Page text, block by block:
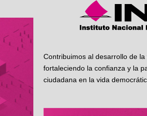
Contribuimos al desarrollo de
fortaleciendo la confianza y la
ciudadana en la vida